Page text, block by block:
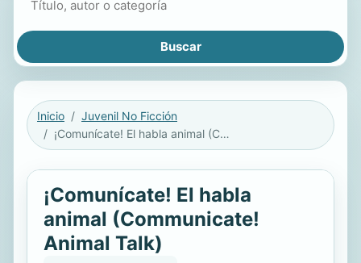
Inicio
Juvenil No Ficción
¡Comunícate! El habla animal (Communicate! Animal Talk)
¡Comunícate! El habla
animal (Communicate!
Animal Talk)